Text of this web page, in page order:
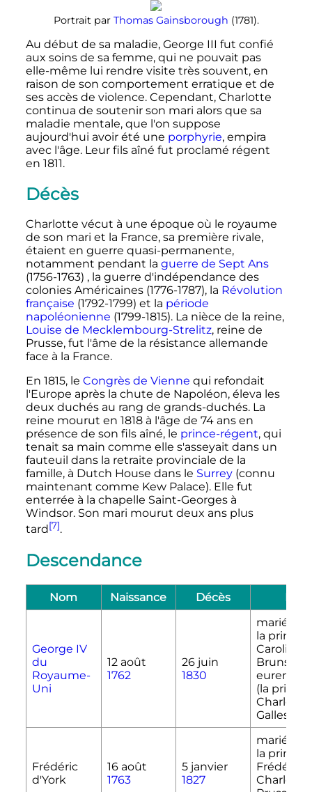
Portrait par Thomas Gainsborough (1781).
Au début de sa maladie, George III fut confié
aux soins de sa femme, qui ne pouvait pas
elle-même lui rendre visite très souvent, en
raison de son comportement erratique et de
ses accès de violence. Cependant, Charlotte
continua de soutenir son mari alors que sa
maladie mentale, que l'on suppose
aujourd'hui avoir été une porphyrie, empira
avec l'âge. Leur fils aîné fut proclamé régent
en 1811.
Décès
Charlotte vécut à une époque où le royaume
de son mari et la France, sa première rivale,
étaient en guerre quasi-permanente,
notamment pendant la guerre de Sept Ans
(1756-1763) , la guerre d'indépendance des
colonies Américaines (1776-1787), la Révolution
française (1792-1799) et la période
napoléonienne (1799-1815). La nièce de la reine,
Louise de Mecklembourg-Strelitz, reine de
Prusse, fut l'âme de la résistance allemande
face à la France.
En 1815, le Congrès de Vienne qui refondait
l'Europe après la chute de Napoléon, éleva les
deux duchés au rang de grands-duchés. La
reine mourut en 1818 à l'âge de 74 ans en
présence de son fils aîné, le prince-régent, qui
tenait sa main comme elle s'asseyait dans un
fauteuil dans la retraite provinciale de la
famille, à Dutch House dans le Surrey(connu
maintenant comme Kew Palace). Elle fut
enterrée à la chapelle Saint-Georges à
Windsor. Son mari mourut deux ans plus
tard[7].
Descendance
Nom Naissance Décès
George IV
du
Royaume-
Uni
12 août
1762
26 juin
1830
marié en
la
Caroline
eurent
(la
Charlotte
Galles)
Frédéric
d'York
16 août
1763
5 janvier
1827
marié en
la
Charlotte